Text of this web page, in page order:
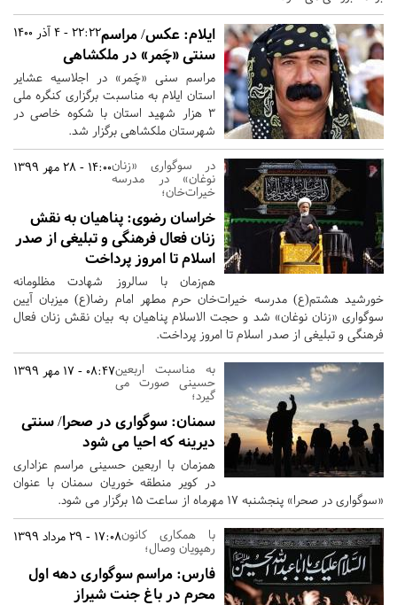
22:22 - 4 آذر 1400 ایلام: عکس/ مراسم
سنتی «چَمر» در ملکشاهی
مراسم سنی «چَمر» در اجلاسیه عشایر
استان ایلام به مناسبت برگزاری کنگره ملی
۳ هزار شهید استان با شکوه خاصی در
شهرستان ملکشاهی برگزار شد.
14:00 - 28 مهر 1399در سوگواری «زنان
نوغان» در مدرسه
خیرات‌خان؛
خراسان رضوی: پناهیان به نقش
زنان فعال فرهنگی و تبلیغی از صدر
اسلام تا امروز پرداخت
هم‌زمان با سالروز شهادت مظلومانه
خورشید هشتم(ع) مدرسه خیرات‌خان حرم مطهر امام رضا(ع) میزبان آیین
سوگواری «زنان نوغان» شد و حجت الاسلام پناهیان به بیان نقش زنان فعال
فرهنگی و تبلیغی از صدر اسلام تا امروز پرداخت.
08:47 - 17 مهر 1399به مناسبت اربعین
حسینی صورت می
گیرد؛
سمنان: سوگواری در صحرا/ سنتی
دیرینه که احیا می شود
همزمان با اربعین حسینی مراسم عزاداری
در کویر منطقه خوریان سمنان با عنوان
«سوگواری در صحرا» پنجشنبه 17 مهرماه از ساعت 15 برگزار می شود.
17:08 - 29 مرداد 1399با همکاری کانون
رهپویان وصال؛
فارس: مراسم سوگواری دهه اول
محرم در باغ جنت شیراز